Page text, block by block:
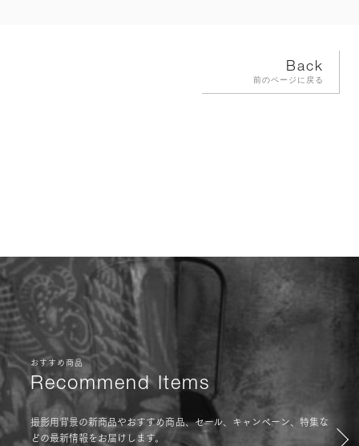
Back
前のページに戻る
おすすめ商品
Recommend Items
撮影用背景の新商品やおすすめ商品、セール、キャンペーン、特集な
どの最新情報をお届けします。